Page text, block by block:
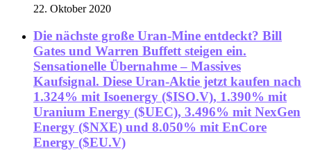
22. Oktober 2020
Die nächste große Uran-Mine entdeckt? Bill
Gates und Warren Buffett steigen ein.
Sensationelle Übernahme – Massives
Kaufsignal. Diese Uran-Aktie jetzt kaufen nach
1.324% mit Isoenergy ($ISO.V), 1.390% mit
Uranium Energy ($UEC), 3.496% mit NexGen
Energy ($NXE) und 8.050% mit EnCore
Energy ($EU.V)